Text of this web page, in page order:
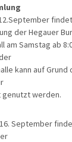
der Hegauer
am Samstag ab
kann auf
werden.
September